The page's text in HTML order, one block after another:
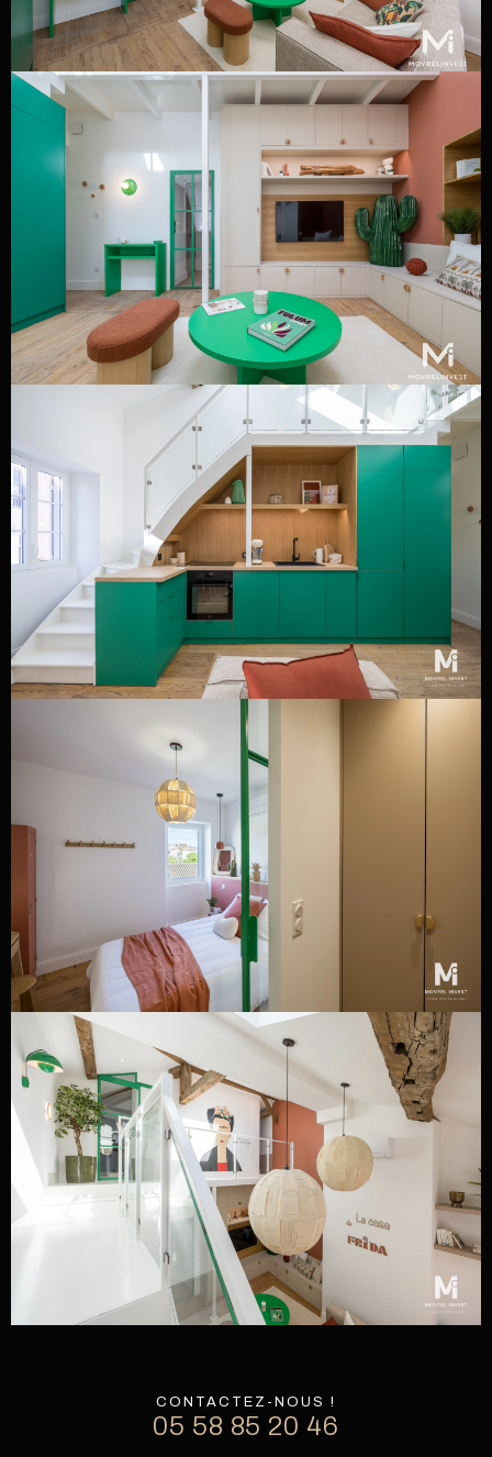
CONTACTEZ-NOUS !
05 58 85 20 46